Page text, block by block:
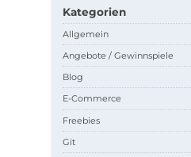
Kategorien
Allgemein
Angebote / Gewinnspiele
Blog
E-Commerce
Freebies
Git